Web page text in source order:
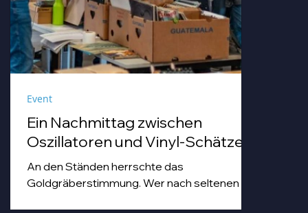
Ein Nachmittag zwischen
Oszillatoren und Vinyl-Schätzen
An den Ständen herrschte das
Goldgräberstimmung. Wer nach seltenen
Event